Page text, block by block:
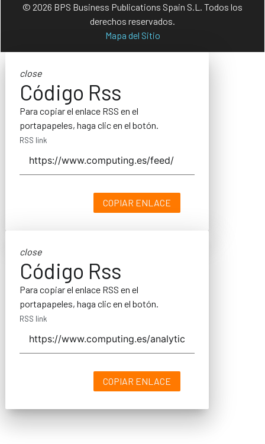
© 2026 BPS Business Publications Spain S.L. Todos los
derechos reservados.
Mapa del Sitio
close
Código Rss
Para copiar el enlace RSS en el
portapapeles, haga clic en el botón.
RSS link
COPIAR ENLACE
close
Código Rss
Para copiar el enlace RSS en el
portapapeles, haga clic en el botón.
RSS link
COPIAR ENLACE